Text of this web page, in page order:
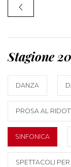
Stagione
DANZA
PROSA AL
SINFONICA
SPETTACOLI